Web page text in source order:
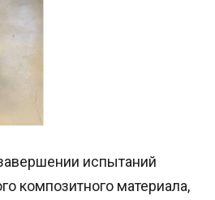
испытаний
композитного материала,